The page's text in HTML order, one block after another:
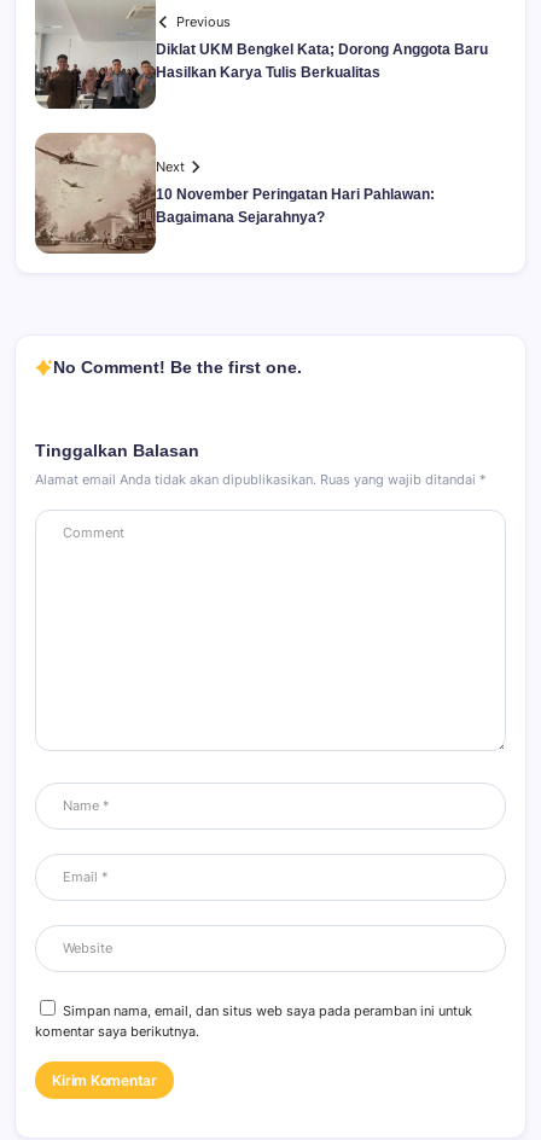
Previous
Diklat UKM Bengkel Kata; Dorong Anggota Baru
Hasilkan Karya Tulis Berkualitas
Next
10 November Peringatan Hari Pahlawan:
Bagaimana Sejarahnya?
No Comment! Be the first one.
Tinggalkan Balasan
Alamat email Anda tidak akan dipublikasikan. Ruas yang wajib ditandai *
Simpan nama, email, dan situs web saya pada peramban ini untuk
komentar saya berikutnya.